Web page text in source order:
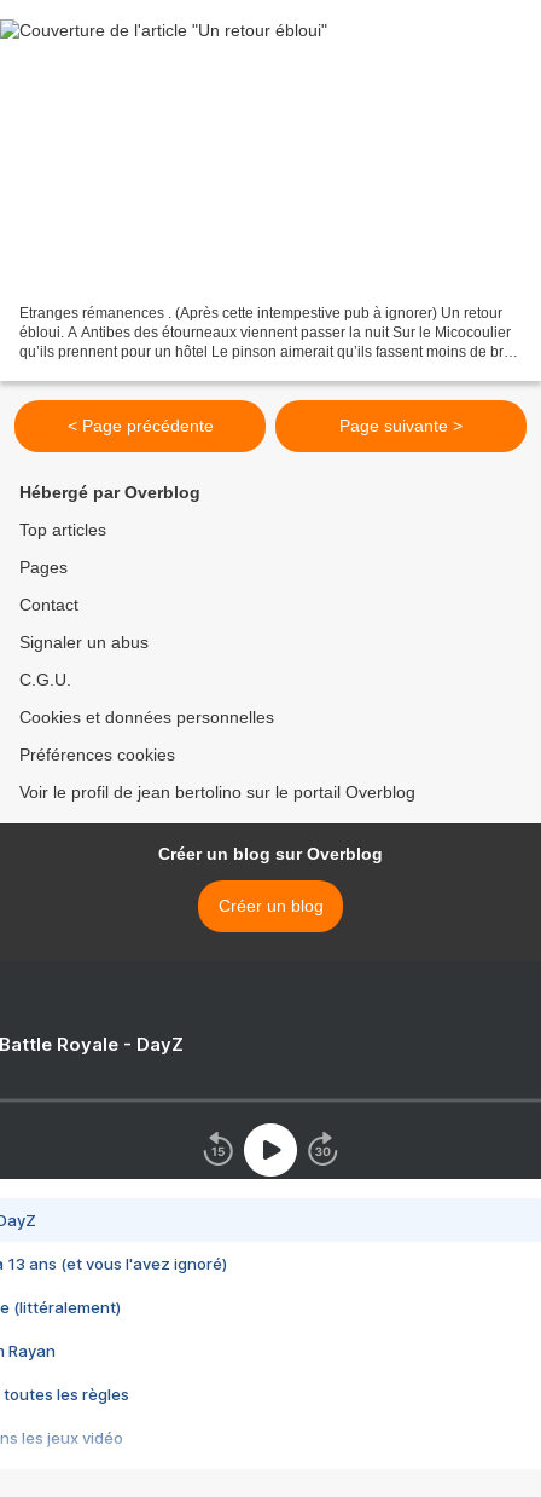
Etranges rémanences . (Après cette intempestive pub à ignorer) Un retour
ébloui. A Antibes des étourneaux viennent passer la nuit Sur le Micocoulier
qu’ils prennent pour un hôtel Le pinson aimerait qu’ils fassent moins de bruit
< Page précédente Page suivante >
Hébergé par Overblog
Top articles
Pages
Contact
Signaler un abus
C.G.U.
Cookies et données personnelles
Préférences cookies
Voir le profil de jean bertolino sur le portail Overblog
Créer un blog sur Overblog
Créer un blog
Royale - DayZ
13 ans (et vous l'avez ignoré)
(littéralement)
Rayan
toutes les règles
les jeux vidéo